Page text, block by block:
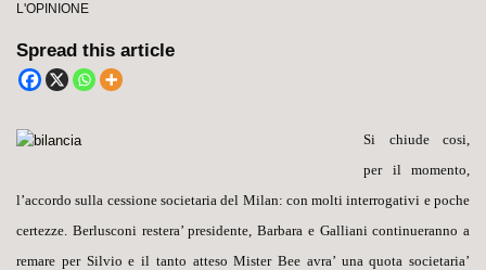
L'OPINIONE
Spread this article
Si chiude cosi,
per il momento,
l’accordo sulla cessione societaria del Milan: con molti interrogativi e poche
certezze. Berlusconi restera’ presidente, Barbara e Galliani continueranno a
remare per Silvio e il tanto attesoMister Bee avra’ una quota societaria’